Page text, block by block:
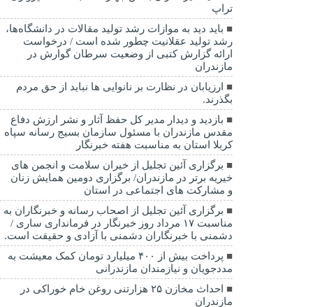
تراپ
باید دید به موازات رشد تولید مقالات در دانشگاه‌ها،
رشد تولید عقلانیت چطور شده است / درخواست
ارائه گزارش کتبی از وضعیت سرطان گوارش در
مازندران
ارزیابان در نظارت بر نانوایی ها نباید از حق مردم
بگذرند.
بازدید و دیدار مدیر کل حفظ آثار و نشر ارزش دفاع
مقدس مازندران با مسئول سازمان بسیج رسانه سپاه
کربلا استان به مناسبت هفته خبرنگار
برگزاری آئین تجلیل از خیران سلامت و انجمن های
خیریه برتر در مازندران/ برگزاری دومین همایش زنان
و مشارکت های اجتماعی در استان
برگزاری آئین تجلیل از اصحاب رسانه و خبرنگاران به
مناسبت ۱۷ مرداد روز خبرنگار در فرمانداری ساری /
دشمنی با خبرنگاران دشمنی با آزادی و حقیقت است.
پرداخت بیش از ۴۰۰ میلیارد تومان کمک معیشت به
مددجویان و نیازمندان مازندرانی
احداث مخازن ۲۵ هزارتنی روغن خام خوراکی در
مازندران